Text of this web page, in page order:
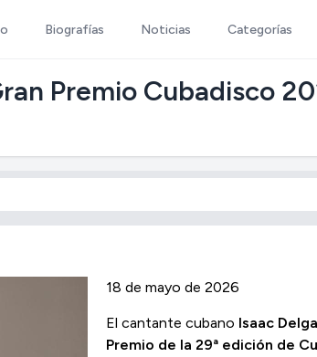
Biografías Noticias Categorías
Premio Cubadisco
18 de mayo de 2026
El cantante cubano Isaac
Premio de la 29ª edición de